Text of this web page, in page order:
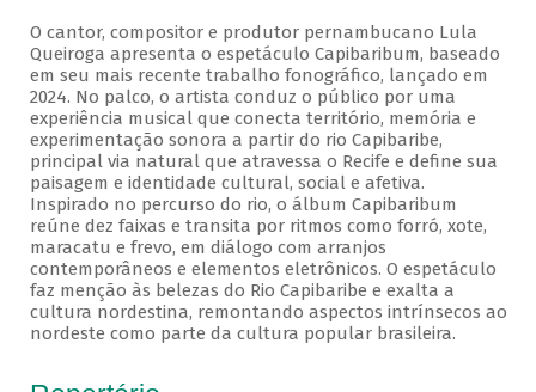
O cantor, compositor e produtor pernambucano Lula
Queiroga apresenta o espetáculo Capibaribum, baseado
em seu mais recente trabalho fonográfico, lançado em
2024. No palco, o artista conduz o público por uma
experiência musical que conecta território, memória e
experimentação sonora a partir do rio Capibaribe,
principal via natural que atravessa o Recife e define sua
paisagem e identidade cultural, social e afetiva.
Inspirado no percurso do rio, o álbum Capibaribum
reúne dez faixas e transita por ritmos como forró, xote,
maracatu e frevo, em diálogo com arranjos
contemporâneos e elementos eletrônicos. O espetáculo
faz menção às belezas do Rio Capibaribe e exalta a
cultura nordestina, remontando aspectos intrínsecos ao
nordeste como parte da cultura popular brasileira.